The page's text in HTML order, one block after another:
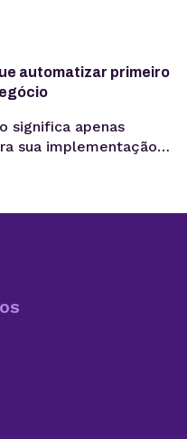
automatizar primeiro
significa apenas
sua implementação
repetitivas. Ou
no mercado, a